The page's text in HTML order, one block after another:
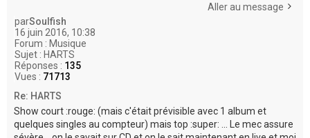
Aller au message
parSoulfish
16 juin 2016, 10:38
Forum : Musique
Sujet : HARTS
Réponses : 135
Vues : 71713
Re: HARTS
Show court :rouge: (mais c'était prévisible avec 1 album et
quelques singles au compteur) mais top :super: ... Le mec assure